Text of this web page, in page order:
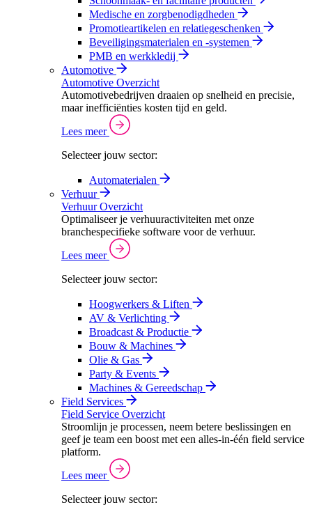
Medische en zorgbenodigdheden
Promotieartikelen en relatiegeschenken
Beveiligingsmaterialen en -systemen
PMB en werkkledij
Automotive
Automotive Overzicht
Automotivebedrijven draaien op snelheid en precisie,
maar inefficiënties kosten tijd en geld.
Lees meer
Selecteer jouw sector:
Automaterialen
Verhuur
Verhuur Overzicht
Optimaliseer je verhuuractiviteiten met onze
branchespecifieke software voor de verhuur.
Lees meer
Selecteer jouw sector:
Hoogwerkers & Liften
AV & Verlichting
Broadcast & Productie
Bouw & Machines
Olie & Gas
Party & Events
Machines & Gereedschap
Field Services
Field Service Overzicht
Stroomlijn je processen, neem betere beslissingen en
geef je team een boost met een alles-in-één field service
platform.
Lees meer
Selecteer jouw sector: